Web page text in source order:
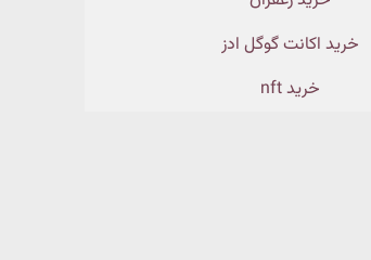
خرید اکانت گوگل ادز
خرید nft